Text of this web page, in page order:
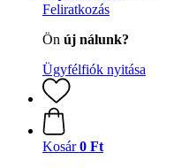
Feliratkozás
Ön új nálunk?
Ügyfélfiók nyitása
Kosár 0 Ft